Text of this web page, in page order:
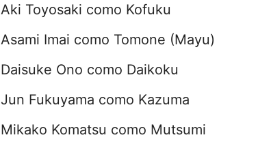
Aki Toyosaki como Kofuku
Asami Imai como Tomone (Mayu)
Daisuke Ono como Daikoku
Jun Fukuyama como Kazuma
Mikako Komatsu como Mutsumi